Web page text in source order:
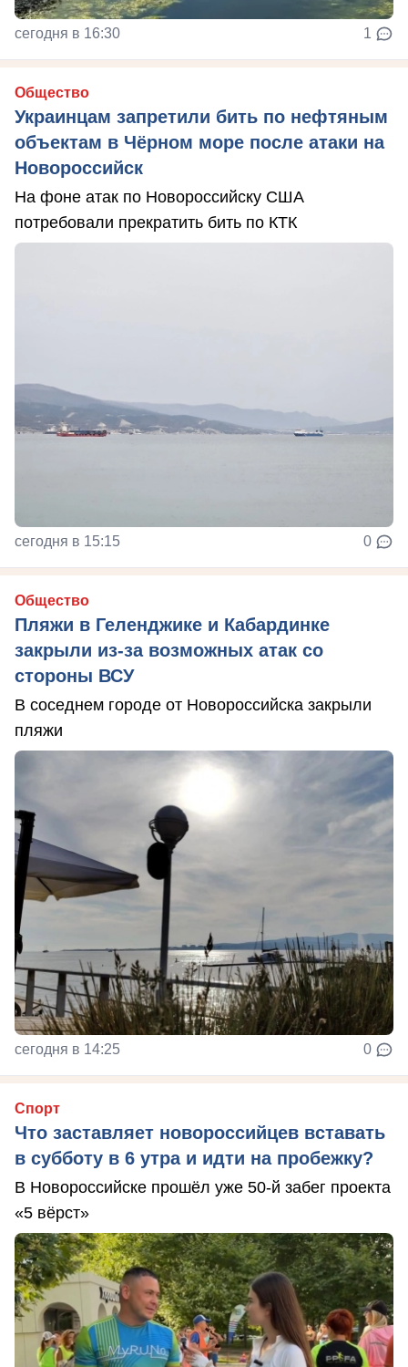
сегодня в 16:30 1
Общество
Украинцам запретили бить по нефтяным
объектам в Чёрном море после атаки на
Новороссийск
На фоне атак по Новороссийску США
потребовали прекратить бить по КТК
сегодня в 15:15 0
Общество
Пляжи в Геленджике и Кабардинке
закрыли из-за возможных атак со
стороны ВСУ
В соседнем городе от Новороссийска закрыли
пляжи
сегодня в 14:25 0
Спорт
Что заставляет новороссийцев вставать
в субботу в 6 утра и идти на пробежку?
В Новороссийске прошёл уже 50-й забег проекта
«5 вёрст»